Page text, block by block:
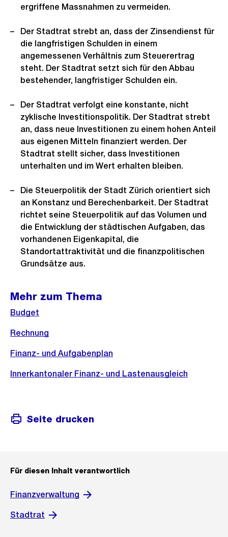
ergriffene Massnahmen zu vermeiden.
Der Stadtrat strebt an, dass der Zinsendienst für
die langfristigen Schulden in einem
angemessenen Verhältnis zum Steuerertrag
steht. Der Stadtrat setzt sich für den Abbau
bestehender, langfristiger Schulden ein.
Der Stadtrat verfolgt eine konstante, nicht
zyklische Investitionspolitik. Der Stadtrat strebt
an, dass neue Investitionen zu einem hohen Anteil
aus eigenen Mitteln finanziert werden. Der
Stadtrat stellt sicher, dass Investitionen
unterhalten und im Wert erhalten bleiben.
Die Steuerpolitik der Stadt Zürich orientiert sich
an Konstanz und Berechenbarkeit. Der Stadtrat
richtet seine Steuerpolitik auf das Volumen und
die Entwicklung der städtischen Aufgaben, das
vorhandenen Eigenkapital, die
Standortattraktivität und die finanzpolitischen
Grundsätze aus.
Mehr zum Thema
Budget
Rechnung
Finanz- und Aufgabenplan
Innerkantonaler Finanz- und Lastenausgleich
Seite drucken
Für diesen Inhalt verantwortlich
Finanzverwaltung
Stadtrat